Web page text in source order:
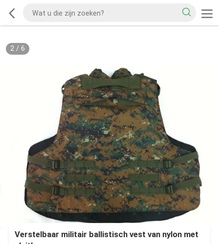
2/ 6
Verstelbaar militair ballistisch vest van nylon met